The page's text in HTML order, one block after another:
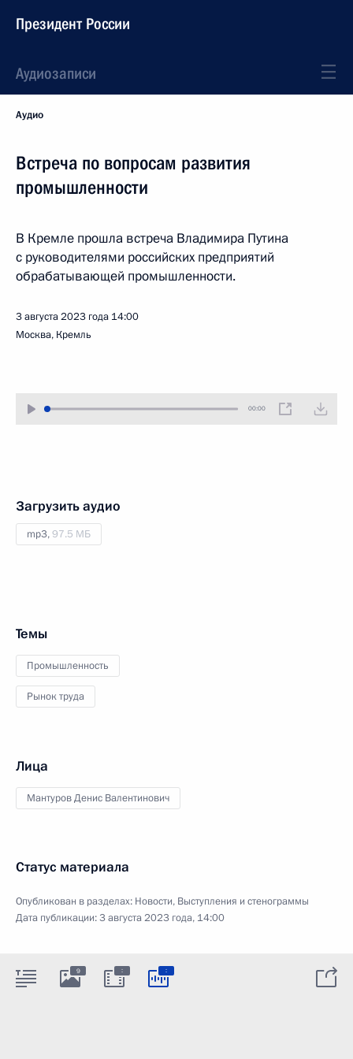
Президент России
Аудиозаписи
Аудио
Встреча по вопросам развития
промышленности
В Кремле прошла встреча Владимира Путина
с руководителями российских предприятий
обрабатывающей промышленности.
3 августа 2023 года 14:00
Москва, Кремль
00:00
Загрузить аудио
mp3,97.5 МБ
Темы
Промышленность
Рынок труда
Лица
Мантуров Денис Валентинович
Статус материала
Опубликован в разделах: Новости, Выступления и стенограммы
Дата публикации:3 августа 2023 года, 14:00
9 : :